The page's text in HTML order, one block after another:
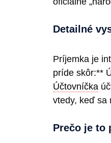
Detailné
Príjemka je
príde skôr:**
Účtovníčka
vtedy, keď sa
Prečo je to